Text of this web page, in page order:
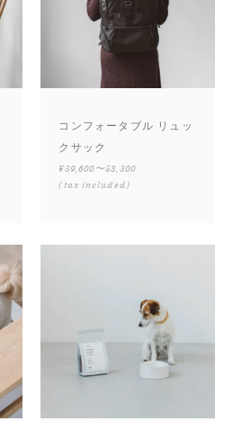
コンフォータブル リュッ
クサック
¥39,600〜58,300
(tax included)